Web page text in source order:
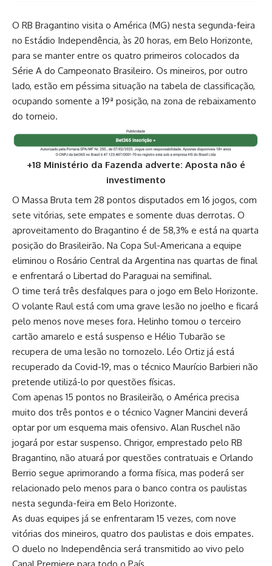
O RB Bragantino visita o América (MG) nesta segunda-feira
no Estádio Independência, às 20 horas, em Belo Horizonte,
para se manter entre os quatro primeiros colocados da
Série A do Campeonato Brasileiro. Os mineiros, por outro
lado, estão em péssima situação na tabela de classificação,
ocupando somente a 19ª posição, na zona de rebaixamento
do torneio.
+18 Ministério da Fazenda adverte: Aposta não é
investimento
O Massa Bruta tem 28 pontos disputados em 16 jogos, com
sete vitórias, sete empates e somente duas derrotas. O
aproveitamento do Bragantino é de 58,3% e está na quarta
posição do Brasileirão. Na Copa Sul-Americana a equipe
eliminou o Rosário Central da Argentina nas quartas de final
e enfrentará o Libertad do Paraguai na semifinal.
O time terá três desfalques para o jogo em Belo Horizonte.
O volante Raul está com uma grave lesão no joelho e ficará
pelo menos nove meses fora. Helinho tomou o terceiro
cartão amarelo e está suspenso e Hélio Tubarão se
recupera de uma lesão no tornozelo. Léo Ortiz já está
recuperado da Covid-19, mas o técnico Maurício Barbieri não
pretende utilizá-lo por questões físicas.
Com apenas 15 pontos no Brasileirão, o América precisa
muito dos três pontos e o técnico Vagner Mancini deverá
optar por um esquema mais ofensivo. Alan Ruschel não
jogará por estar suspenso. Chrigor, emprestado pelo RB
Bragantino, não atuará por questões contratuais e Orlando
Berrio segue aprimorando a forma física, mas poderá ser
relacionado pelo menos para o banco contra os paulistas
nesta segunda-feira em Belo Horizonte.
As duas equipes já se enfrentaram 15 vezes, com nove
vitórias dos mineiros, quatro dos paulistas e dois empates.
O duelo no Independência será transmitido ao vivo pelo